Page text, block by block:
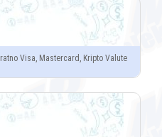
Visa, Mastercard, Kripto Valute